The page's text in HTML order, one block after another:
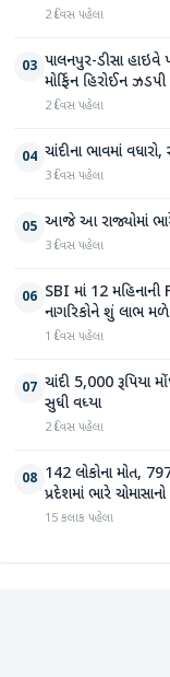
2 દિવસ પહેલા
03 પાલનપુર-ડીસા
મોર્ફિન હિરોઈન
2 દિવસ પહેલા
04 ચાંદીના ભાવમાં
3 દિવસ પહેલા
05 આજે આ રાજ્યોમાં
3 દિવસ પહેલા
06 SBI માં 12
નાગરિકોને શું લાભ
1 દિવસ પહેલા
07 ચાંદી 5,000 રૂપિયા
સુધી વધ્યા
2 દિવસ પહેલા
08 142 લોકોના મોત,
પ્રદેશમાં ભારે
15 કલાક પહેલા